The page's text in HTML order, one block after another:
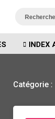
INDEX
Catégorie :